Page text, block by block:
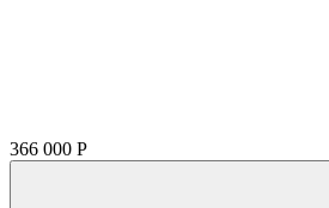
366 000 Р